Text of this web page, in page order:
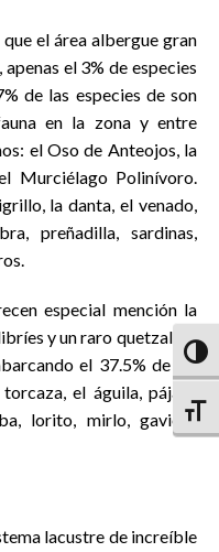
el área albergue gran
el 3% de especies
de las especies de son
en la zona y entre
el Oso de Anteojos, la
Murciélago Polinívoro.
la danta, el venado,
preñadilla, sardinas,
especial mención la
y un raro quetzal; se
el 37.5% de las
el águila, pájaro
lorito, mirlo, gaviota
lacustre de increíble